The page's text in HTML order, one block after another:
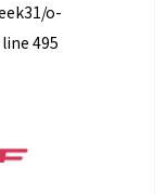
o-
495